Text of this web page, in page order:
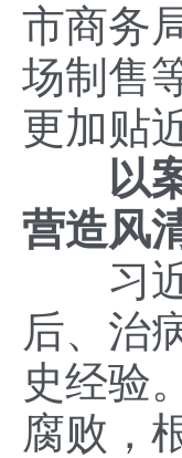
市商务
场制售
更加贴
以
营造风
习近
后、治
史经验
腐败，